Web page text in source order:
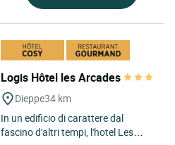
Logis Hôtel les Arcades
Dieppe34 km
In un edificio di carattere dal
fascino d'altri tempi, l'hotel Les